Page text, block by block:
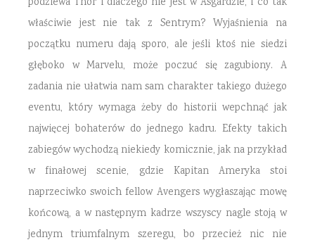
właściwie jest nie tak z Sentrym? Wyjaśnienia na
początku numeru dają sporo, ale jeśli ktoś nie siedzi
głęboko w Marvelu, może poczuć się zagubiony. A
zadania nie ułatwia nam sam charakter takiego dużego
eventu, który wymaga żeby do historii wepchnąć jak
najwięcej bohaterów do jednego kadru. Efekty takich
zabiegów wychodzą niekiedy komicznie, jak na przykład
w finałowej scenie, gdzie Kapitan Ameryka stoi
naprzeciwko swoich fellow Avengers wygłaszając mowę
końcową, a w następnym kadrze wszyscy nagle stoją w
jednym triumfalnym szeregu, bo przecież nic nie